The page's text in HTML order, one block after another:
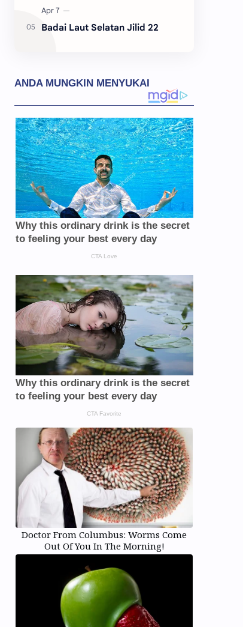
Badai Laut Selatan Jilid 22
Doctor From Columbus: Worms Come
Out Of You In The Morning!